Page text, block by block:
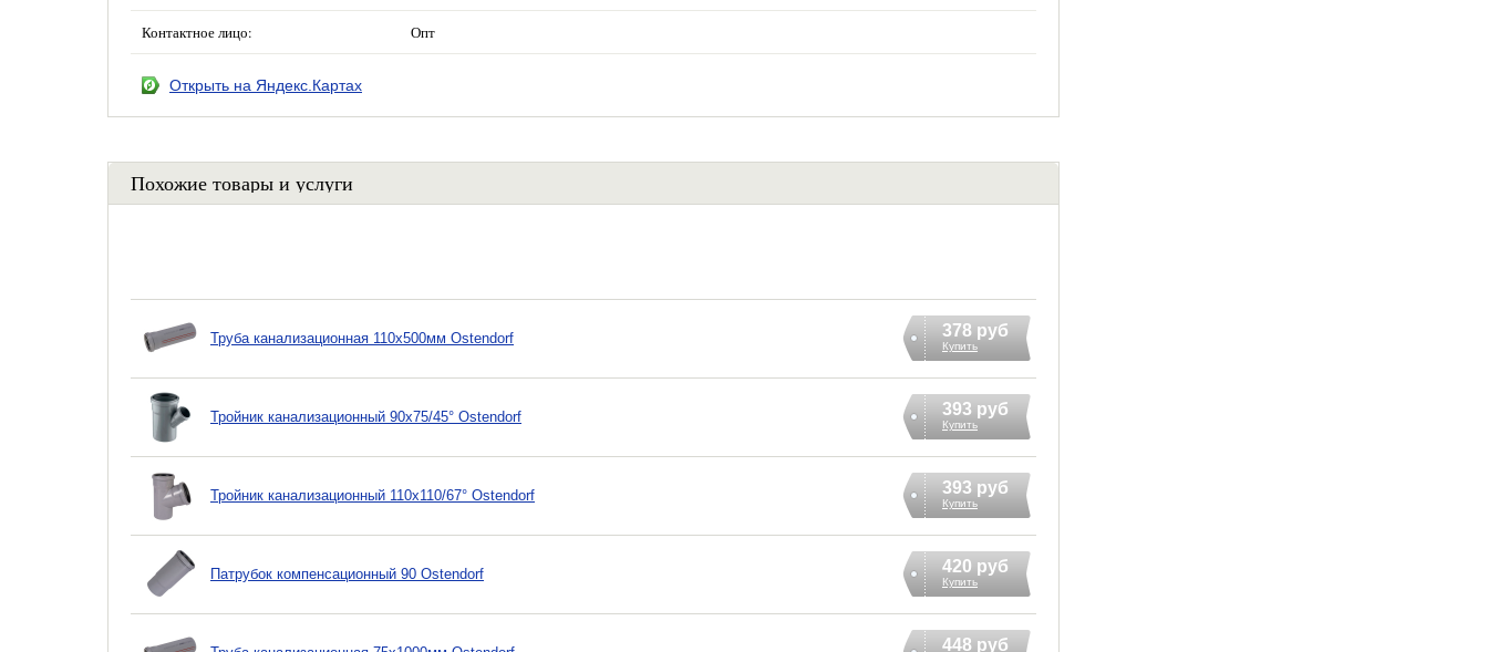
Контактное лицо: Опт
Открыть на Яндекс.Картах
Похожие товары и услуги
Труба канализационная 110х500мм Ostendorf 378 руб
Купить
Тройник канализационный 90х75/45° Ostendorf 393 руб
Купить
Тройник канализационный 110х110/67° Ostendorf 393 руб
Купить
Патрубок компенсационный 90 Ostendorf 420 руб
Купить
448 руб